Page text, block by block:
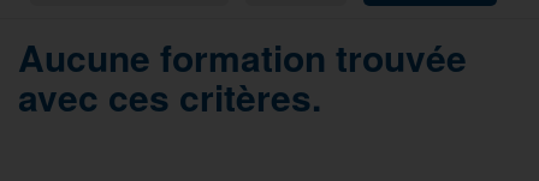
Aucune formation trouvée
avec ces critères.